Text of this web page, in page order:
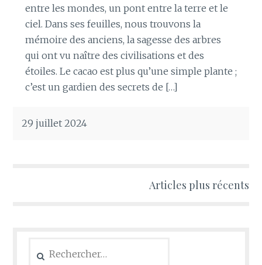
entre les mondes, un pont entre la terre et le
ciel. Dans ses feuilles, nous trouvons la
mémoire des anciens, la sagesse des arbres
qui ont vu naître des civilisations et des
étoiles. Le cacao est plus qu’une simple plante ;
c’est un gardien des secrets de […]
29 juillet 2024
Articles plus récents